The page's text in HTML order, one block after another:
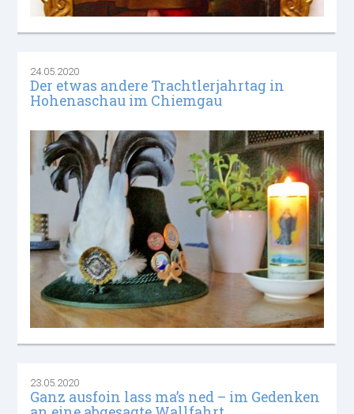
24.05.2020
Der etwas andere Trachtlerjahrtag in
Hohenaschau im Chiemgau
23.05.2020
Ganz ausfoin lass ma’s ned – im Gedenken